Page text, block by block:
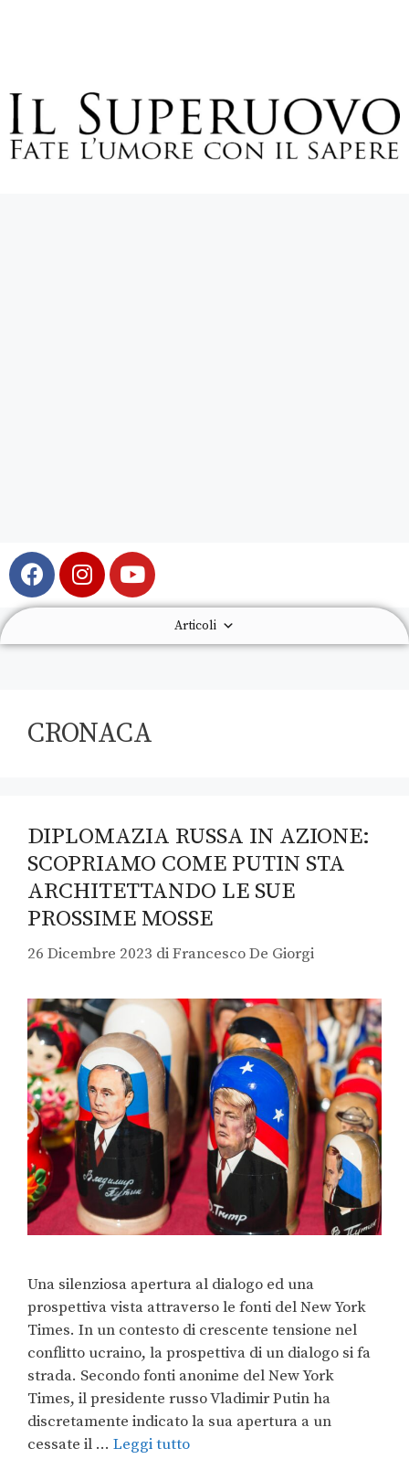
Articoli
CRONACA
DIPLOMAZIA RUSSA IN AZIONE:
SCOPRIAMO COME PUTIN STA
ARCHITETTANDO LE SUE
PROSSIME MOSSE
26 Dicembre 2023 diFrancesco De Giorgi
Una silenziosa apertura al dialogo ed una
prospettiva vista attraverso le fonti del New York
Times. In un contesto di crescente tensione nel
conflitto ucraino, la prospettiva di un dialogo si fa
strada. Secondo fonti anonime del New York
Times, il presidente russo Vladimir Putin ha
discretamente indicato la sua apertura a un
cessate il … Leggi tutto